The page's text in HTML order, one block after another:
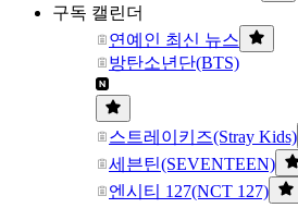
구독 캘린더
연예인 최신 뉴스
방탄소년단(BTS)
스트레이키즈(Stray Kids)
세븐틴(SEVENTEEN)
엔시티 127(NCT 127)